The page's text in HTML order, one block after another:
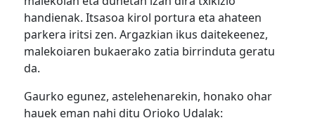
handienak. Itsasoa kirol portura eta ahateen
parkera iritsi zen. Argazkian ikus daitekeenez,
malekoiaren bukaerako zatia birrinduta geratu
da.
Gaurko egunez, astelehenarekin, honako ohar
hauek eman nahi ditu Orioko Udalak: